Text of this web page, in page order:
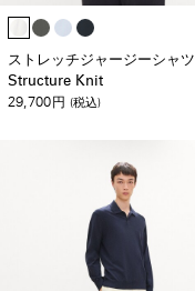
ストレッチジャージーシャツ
Structure Knit
29,700円 (税込)